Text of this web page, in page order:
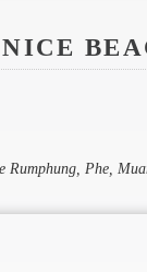
NICE
Rumphung, Phe,